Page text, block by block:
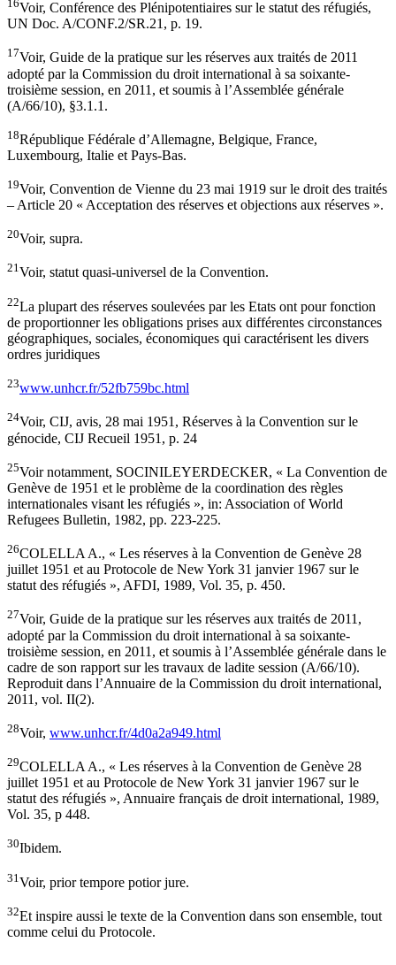
16Voir, Conférence des Plénipotentiaires sur le statut des réfugiés,
UN Doc. A/CONF.2/SR.21, p. 19.
17Voir, Guide de la pratique sur les réserves aux traités de 2011
adopté par la Commission du droit international à sa soixante-
troisième session, en 2011, et soumis à l’Assemblée générale
(A/66/10), §3.1.1.
18République Fédérale d’Allemagne, Belgique, France,
Luxembourg, Italie et Pays-Bas.
19Voir, Convention de Vienne du 23 mai 1919 sur le droit des traités
– Article 20 « Acceptation des réserves et objections aux réserves ».
20Voir, supra.
21Voir, statut quasi-universel de la Convention.
22La plupart des réserves soulevées par les Etats ont pour fonction
de proportionner les obligations prises aux différentes circonstances
géographiques, sociales, économiques qui caractérisent les divers
ordres juridiques
23www.unhcr.fr/52fb759bc.html
24Voir, CIJ, avis, 28 mai 1951, Réserves à la Convention sur le
génocide, CIJ Recueil 1951, p. 24
25Voir notamment, SOCINILEYERDECKER, « La Convention de
Genève de 1951 et le problème de la coordination des règles
internationales visant les réfugiés », in: Association of World
Refugees Bulletin, 1982, pp. 223-225.
26COLELLA A., « Les réserves à la Convention de Genève 28
juillet 1951 et au Protocole de New York 31 janvier 1967 sur le
statut des réfugiés », AFDI, 1989, Vol. 35, p. 450.
27Voir, Guide de la pratique sur les réserves aux traités de 2011,
adopté par la Commission du droit international à sa soixante-
troisième session, en 2011, et soumis à l’Assemblée générale dans le
cadre de son rapport sur les travaux de ladite session (A/66/10).
Reproduit dans l’Annuaire de la Commission du droit international,
2011, vol. II(2).
28Voir, www.unhcr.fr/4d0a2a949.html
29COLELLA A., « Les réserves à la Convention de Genève 28
juillet 1951 et au Protocole de New York 31 janvier 1967 sur le
statut des réfugiés », Annuaire français de droit international, 1989,
Vol. 35, p 448.
30Ibidem.
31 Voir, prior tempore potior jure.
32Et inspire aussi le texte de la Convention dans son ensemble, tout
comme celui du Protocole.